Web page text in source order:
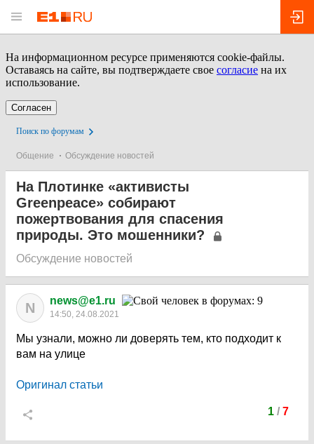
На информационном ресурсе применяются cookie-файлы.
Оставаясь на сайте, вы подтверждаете свое согласие на их
использование.
Согласен
Поиск по форумам
Общение Обсуждение новостей
На Плотинке «активисты
Greenpeace» собирают
пожертвования для спасения
природы. Это мошенники?
Обсуждение новостей
N news@e1.ru
14:50, 24.08.2021
Мы узнали, можно ли доверять тем, кто подходит к
вам на улице
Оригинал статьи
1/ 7